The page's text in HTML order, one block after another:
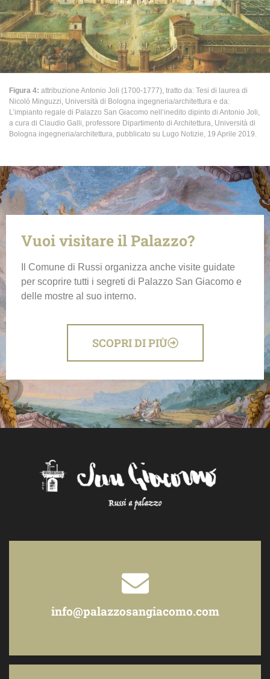
Figura 4: attribuzione Antonio Joli (1700-1777), tratto da: Tesi di laurea di
Nicolò Minguzzi, Università di Bologna ingegneria/architettura e da:
L’impianto regale di Palazzo San Giacomo nell’inedito dipinto di Antonio Joli,
a cura di Claudio Galli, professore Dipartimento di Architettura, Università di
Bologna ingegneria/architettura, pubblicato su Lugo Notizie, 19 Aprile 2019.
Vuoi visitare il Palazzo?
Il Comune di Russi organizza anche visite guidate
per scoprire tutti i segreti di Palazzo San Giacomo e
delle mostre al suo interno.
SCOPRI DI PIÙ
info@palazzosangiacomo.com